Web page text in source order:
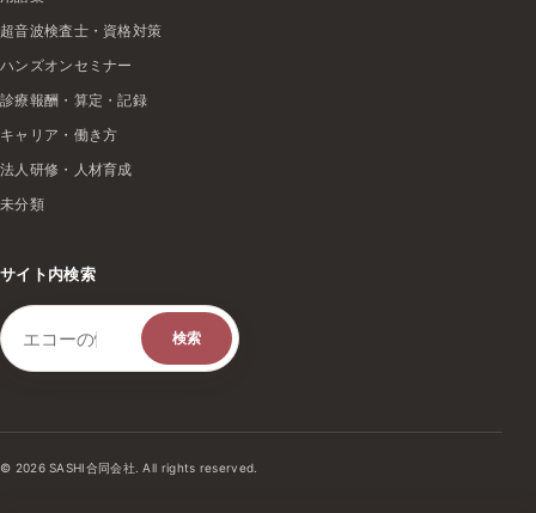
超音波検査士・資格対策
ハンズオンセミナー
診療報酬・算定・記録
キャリア・働き方
法人研修・人材育成
未分類
サイト内検索
検索キーワード
検索
© 2026 SASHI合同会社. All rights reserved.